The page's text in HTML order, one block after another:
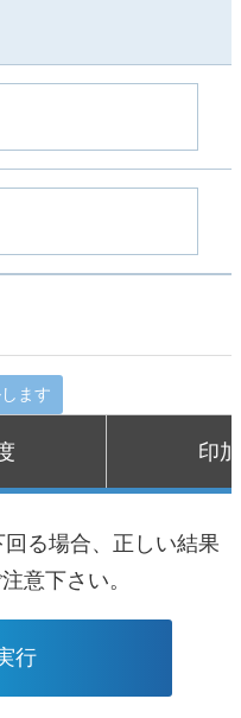
印
る場合、正しい結果
意下さい。
行